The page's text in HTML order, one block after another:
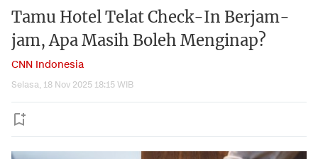
Tamu Hotel Telat Check-In Berjam-
jam, Apa Masih Boleh Menginap?
CNN Indonesia
Selasa, 18 Nov 2025 18:15 WIB